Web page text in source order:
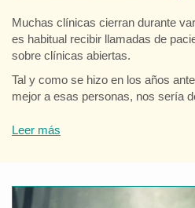
Muchas clínicas cierran durante
es habitual recibir llamadas de
sobre clínicas abiertas.
Tal y como se hizo en los años
mejor a esas personas, nos sería
Leer más